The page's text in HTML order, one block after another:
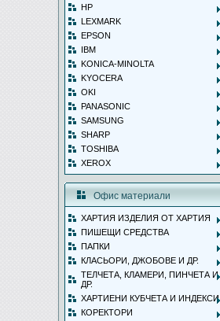
HP
LEXMARK
EPSON
IBM
KONICA-MINOLTA
KYOCERA
OKI
PANASONIC
SAMSUNG
SHARP
TOSHIBA
XEROX
Офис материали
ХАРТИЯ ИЗДЕЛИЯ ОТ ХАРТИЯ
ПИШЕЩИ СРЕДСТВА
ПАПКИ
КЛАСЬОРИ, ДЖОБОВЕ И ДР.
ТЕЛЧЕТА, КЛАМЕРИ, ПИНЧЕТА И
ДР.
ХАРТИЕНИ КУБЧЕТА И ИНДЕКСИ
КОРЕКТОРИ